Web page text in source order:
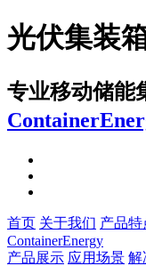
光伏集装
专业移动储能
首页 关于我们 产品特
ContainerEnergy
产品展示 应用场景 解